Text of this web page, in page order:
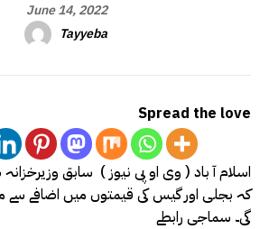
June 14, 2022
Tayyeba
Spread the love
اسلام آ باد ( وی او پی نیوز ) سابق
کہ بجلی اور گیس کی قیمتوں میں اضافے سے
گی۔ سماجی رابطے